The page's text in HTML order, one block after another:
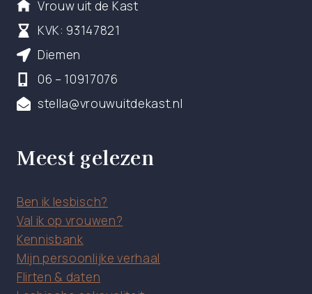
Vrouw uit de Kast
KVK: 93147821
Diemen
06 – 10917076
stella@vrouwuitdekast.nl
Meest gelezen
Ben ik lesbisch?
Val ik op vrouwen?
Kennisbank
Mijn persoonlijke verhaal
Flirten & daten